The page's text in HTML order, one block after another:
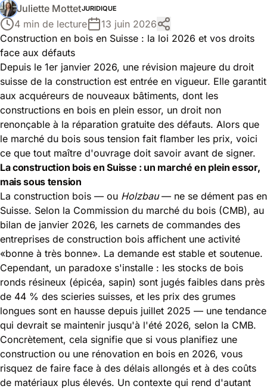
Juliette MottetJURIDIQUE
4 min de lecture
13 juin 2026
Construction en bois en Suisse : la loi 2026 et vos droits
face aux défauts
Depuis le 1er janvier 2026, une révision majeure du droit
suisse de la construction est entrée en vigueur. Elle garantit
aux acquéreurs de nouveaux bâtiments, dont les
constructions en bois en plein essor, un droit non
renonçable à la réparation gratuite des défauts. Alors que
le marché du bois sous tension fait flamber les prix, voici
ce que tout maître d'ouvrage doit savoir avant de signer.
La construction bois en Suisse : un marché en plein essor,
mais sous tension
La construction bois — ou Holzbau— ne se dément pas en
Suisse. Selon la Commission du marché du bois (CMB), au
bilan de janvier 2026, les carnets de commandes des
entreprises de construction bois affichent une activité
«bonne à très bonne». La demande est stable et soutenue.
Cependant, un paradoxe s'installe : les stocks de bois
ronds résineux (épicéa, sapin) sont jugés faibles dans près
de 44 % des scieries suisses, et les prix des grumes
longues sont en hausse depuis juillet 2025 — une tendance
qui devrait se maintenir jusqu'à l'été 2026, selon la CMB.
Concrètement, cela signifie que si vous planifiez une
construction ou une rénovation en bois en 2026, vous
risquez de faire face à des délais allongés et à des coûts
de matériaux plus élevés. Un contexte qui rend d'autant